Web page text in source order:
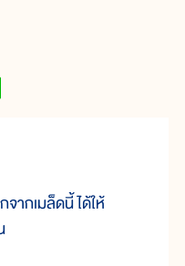
ากเมล็ดนี้ ได้ให้